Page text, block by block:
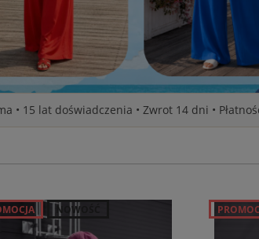
• 15 lat doświadczenia • Zwrot 14 dni •
NOWOŚĆ